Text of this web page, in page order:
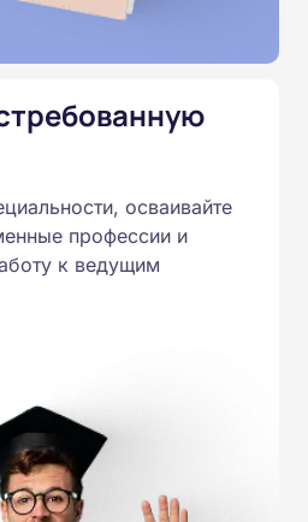
по всем
N 534 в
Федеральными
стандартами
образования.
и дипломы о
осваивайте
профессии и
к ведущим